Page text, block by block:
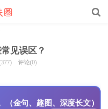
见误区？
评论(0)
金句、趣图、深度长文）